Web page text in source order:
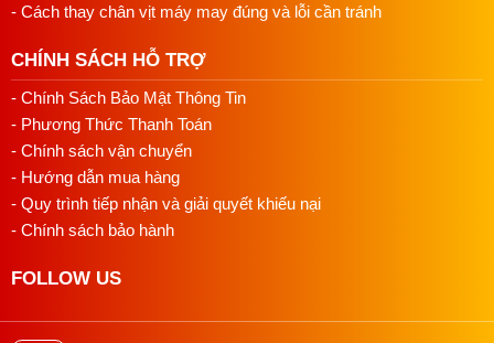
- Cách thay chân vịt máy may đúng và lỗi cần tránh
CHÍNH SÁCH HỖ TRỢ
- Chính Sách Bảo Mật Thông Tin
- Phương Thức Thanh Toán
- Chính sách vận chuyển
- Hướng dẫn mua hàng
- Quy trình tiếp nhận và giải quyết khiếu nại
- Chính sách bảo hành
FOLLOW US